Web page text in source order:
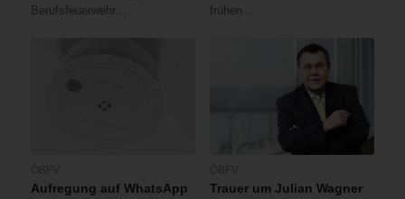
Berufsfeuerwehr…
frühen…
Aufregung auf WhatsApp Trauer um Julian Wagner